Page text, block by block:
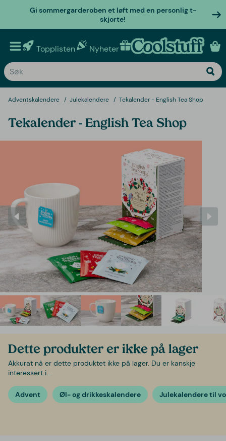
Gi sommergarderoben et løft med en personlig t-
skjorte!
Topplisten Nyheter Personlige gaver
Adventskalendere Julekalendere Tekalender - English Tea Shop
Tekalender - English Tea Shop
Dette produkter er ikke på lager
Akkurat nå er dette produktet ikke på lager. Du er kanskje
interessert i...
Advent Øl- og drikkeskalendere Julekalendere til